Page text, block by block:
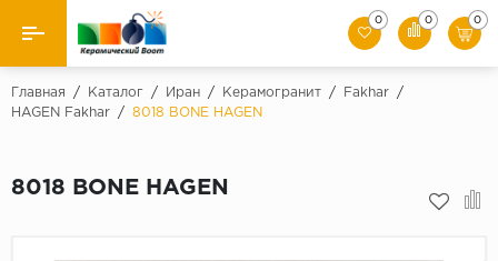
Назад
Керамическая плитка
0 0 0
Главная / Каталог / Иран / Керамогранит / Fakhar
/
HAGEN Fakhar
/ 8018 BONE HAGEN
8018 BONE HAGEN